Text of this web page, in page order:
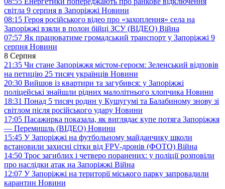
світла 9 серпня в Запоріжжі Новини
08:15 Героя російського відео про «захоплення» села на
Запоріжжі взяли в полон бійці ЗСУ (ВІДЕО) Війна
07:57 Як працюватиме громадський транспорт у Запоріжжі 9
серпня Новини
8 Серпня
21:35 Чи стане Запоріжжя містом-героєм: Зеленський відповів
на петицію 25 тисяч українців Новини
20:30 Вийшов із квартири та загубився: у Запоріжжі
поліцейські знайшли рідних малолітнього хлопчика Новини
18:31 Понад 5 тисяч родин у Кушугумі та Балабиному знову зі
світлом після російського удару Новини
17:05 Пасажирка показала, як виглядає купе потяга Запоріжжя
— Перемишль (ВІДЕО) Новини
15:45 У Запоріжжі на футбольному майданчику школи
встановили захисні сітки від FPV-дронів (ФОТО) Війна
14:50 Троє загиблих і четверо поранених: у поліції розповіли
про наслідки атак на Запоріжжі Війна
12:07 У Запоріжжі на території міського парку запровадили
карантин Новини